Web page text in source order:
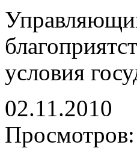
условия
02.11.2010
Просмотров: